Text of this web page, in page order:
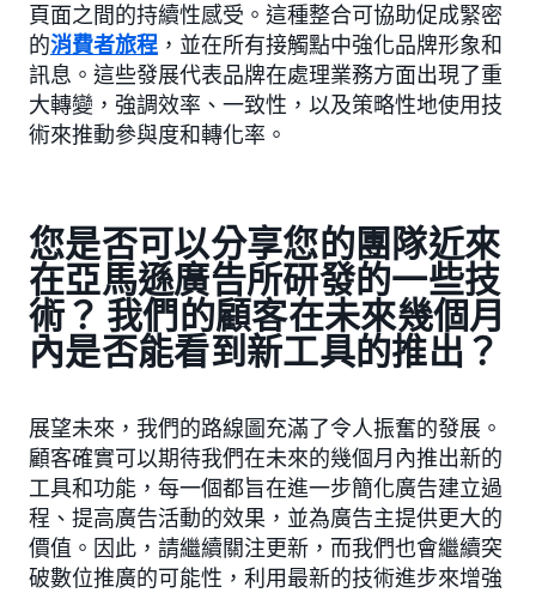
頁面之間的持續性感受。這種整合可協助促成緊密
的消費者旅程 ，並在所有接觸點中強化品牌形象和
訊息。這些發展代表品牌在處理業務方面出現了重
大轉變，強調效率、一致性，以及策略性地使用技
術來推動參與度和轉化率。
您是否可以分享您的團隊近來
在亞馬遜廣告所研發的一些技
術？ 我們的顧客在未來幾個月
內是否能看到新工具的推出？
展望未來，我們的路線圖充滿了令人振奮的發展。
顧客確實可以期待我們在未來的幾個月內推出新的
工具和功能，每一個都旨在進一步簡化廣告建立過
程、提高廣告活動的效果，並為廣告主提供更大的
價值。因此，請繼續關注更新，而我們也會繼續突
破數位推廣的可能性，利用最新的技術進步來增強